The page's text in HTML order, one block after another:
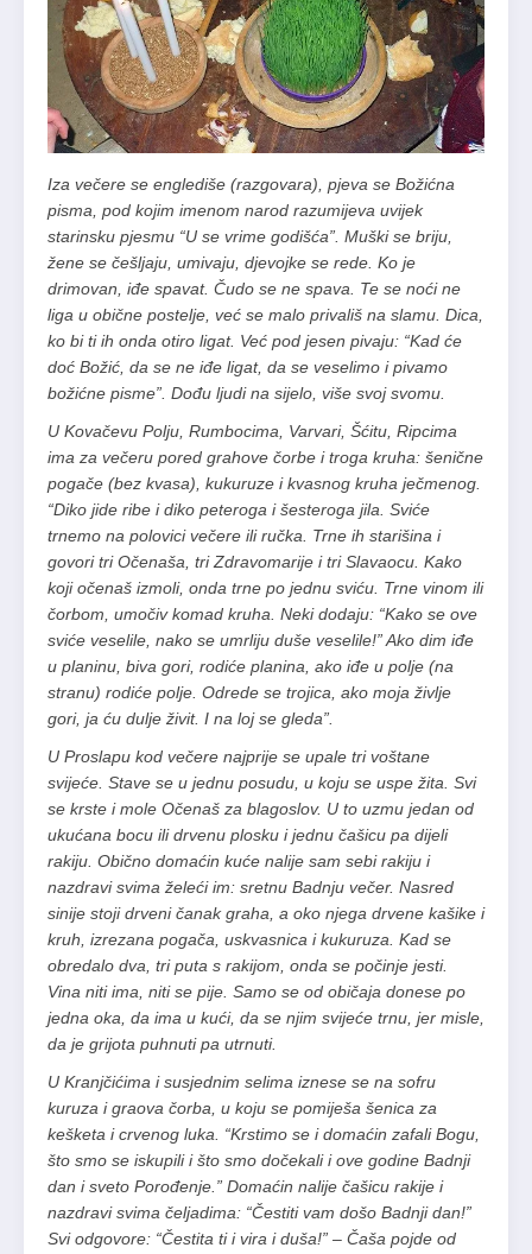
Iza večere se englediše (razgovara), pjeva se Božićna
pisma, pod kojim imenom narod razumijeva uvijek
starinsku pjesmu “U se vrime godišća”. Muški se briju,
žene se češljaju, umivaju, djevojke se rede. Ko je
drimovan, iđe spavat. Čudo se ne spava. Te se noći ne
liga u obične postelje, već se malo privališ na slamu. Dica,
ko bi ti ih onda otiro ligat. Već pod jesen pivaju: “Kad će
doć Božić, da se ne iđe ligat, da se veselimo i pivamo
božićne pisme”. Dođu ljudi na sijelo, više svoj svomu.
U Kovačevu Polju, Rumbocima, Varvari, Šćitu, Ripcima
ima za večeru pored grahove čorbe i troga kruha: šenične
pogače (bez kvasa), kukuruze i kvasnog kruha ječmenog.
“Diko jide ribe i diko peteroga i šesteroga jila. Sviće
trnemo na polovici večere ili ručka. Trne ih starišina i
govori tri Očenaša, tri Zdravomarije i tri Slavaocu. Kako
koji očenaš izmoli, onda trne po jednu sviću. Trne vinom ili
čorbom, umočiv komad kruha. Neki dodaju: “Kako se ove
sviće veselile, nako se umrliju duše veselile!” Ako dim iđe
u planinu, biva gori, rodiće planina, ako iđe u polje (na
stranu) rodiće polje. Odrede se trojica, ako moja življe
gori, ja ću dulje živit. I na loj se gleda”.
U Proslapu kod večere najprije se upale tri voštane
svijeće. Stave se u jednu posudu, u koju se uspe žita. Svi
se krste i mole Očenaš za blagoslov. U to uzmu jedan od
ukućana bocu ili drvenu plosku i jednu čašicu pa dijeli
rakiju. Obično domaćin kuće nalije sam sebi rakiju i
nazdravi svima želeći im: sretnu Badnju večer. Nasred
sinije stoji drveni čanak graha, a oko njega drvene kašike i
kruh, izrezana pogača, uskvasnica i kukuruza. Kad se
obredalo dva, tri puta s rakijom, onda se počinje jesti.
Vina niti ima, niti se pije. Samo se od običaja donese po
jedna oka, da ima u kući, da se njim svijeće trnu, jer misle,
da je grijota puhnuti pa utrnuti.
U Kranjčićima i susjednim selima iznese se na sofru
kuruza i graova čorba, u koju se pomiješa šenica za
kešketa i crvenog luka. “Krstimo se i domaćin zafali Bogu,
što smo se iskupili i što smo dočekali i ove godine Badnji
dan i sveto Porođenje.” Domaćin nalije čašicu rakije i
nazdravi svima čeljadima: “Čestiti vam došo Badnji dan!”
Svi odgovore: “Čestita ti i vira i duša!” – Čaša pojde od